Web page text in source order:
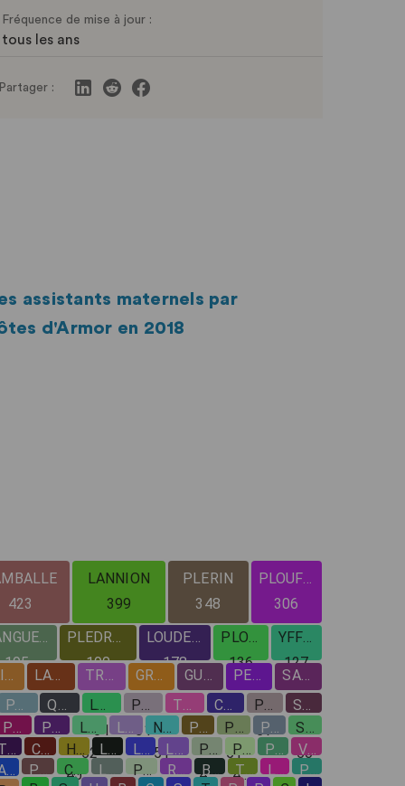
Fréquence de mise à jour :
tous les ans
Partager :
assistants maternels par
d'Armor en 2018